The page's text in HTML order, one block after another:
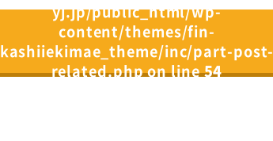
yj.jp/public_html/wp-
content/themes/fin-
kashiiekimae_theme/inc/part-post-
related.php on line54